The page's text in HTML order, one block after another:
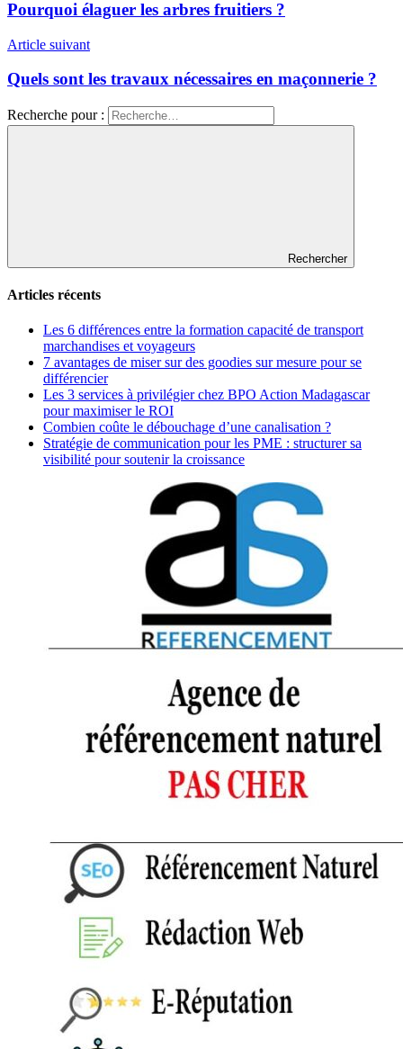
Pourquoi élaguer les arbres fruitiers ?
Article suivant
Quels sont les travaux nécessaires en maçonnerie ?
Recherche pour :
Rechercher
Articles récents
Les 6 différences entre la formation capacité de transport
marchandises et voyageurs
7 avantages de miser sur des goodies sur mesure pour se
différencier
Les 3 services à privilégier chez BPO Action Madagascar
pour maximiser le ROI
Combien coûte le débouchage d’une canalisation ?
Stratégie de communication pour les PME : structurer sa
visibilité pour soutenir la croissance